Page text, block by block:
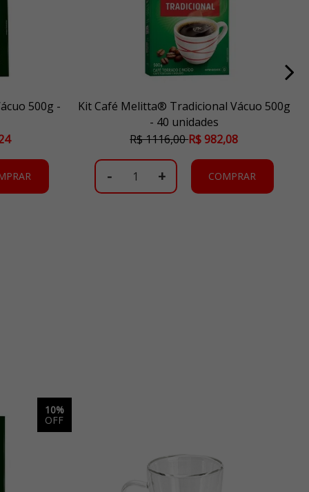
500g -
Kit Café Melitta® Tradicional Vácuo 500g
- 40 unidades
R$ 1116,00R$ 982,08
- + COMPRAR
10%
OFF